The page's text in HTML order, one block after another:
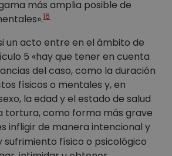
más amplia posible de
16
un acto entre en el ámbito de
5 «hay que tener en cuenta
del caso, como la duración
físicos o mentales y, en
la edad y el estado de salud
tortura, como forma más grave
infligir de manera intencional y
sufrimiento físico o psicológico